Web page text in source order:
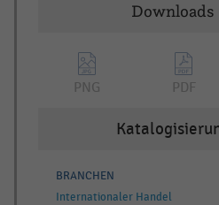
Downloads
PNG PDF
BRANCHEN
Internationaler Handel